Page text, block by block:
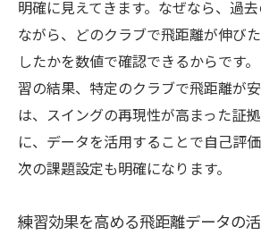
明確に見えてきます。なぜなら、過
ながら、どのクラブで飛距離が伸び
したかを数値で確認できるからです
習の結果、特定のクラブで飛距離が
は、スイングの再現性が高まった証
に、データを活用することで自己評
次の課題設定も明確になります。
練習効果を高める飛距離データの